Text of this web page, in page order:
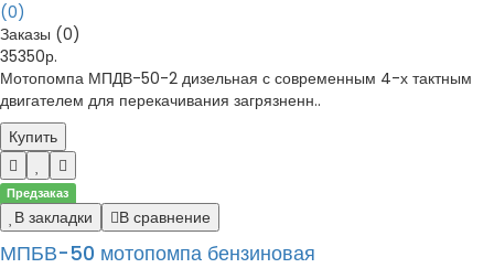
(0)
Заказы (0)
35350р.
Мотопомпа МПДВ-50-2 дизельная с современным 4-х тактным
двигателем для перекачивания загрязненн..
Купить
Предзаказ
В закладки В сравнение
МПБВ-50 мотопомпа бензиновая